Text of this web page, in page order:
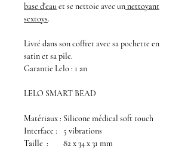
base d'eauet se nettoie avec unnettoyant
sextoys.
Livré dans son coffret avec sa pochette en
satin et sa pile.
Garantie Lelo : 1 an
LELO SMART BEAD
Matériaux : Silicone médical soft touch
Interface :
5 vibrations
Taille :
82 x 34 x 31 mm